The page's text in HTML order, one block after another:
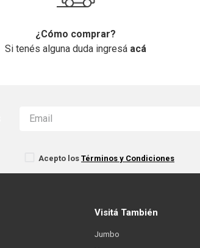
¿Cómo comprar?
Si tenés alguna duda ingresá acá
Acepto losTérminos y Condiciones
Visitá También
Jumbo